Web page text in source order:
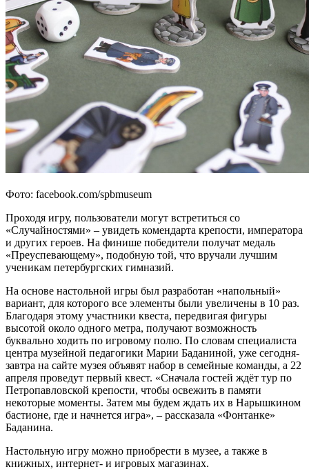
Фото: facebook.com/spbmuseum
Проходя игру, пользователи могут встретиться со
«Случайностями» – увидеть комендарта крепости, императора
и других героев. На финише победители получат медаль
«Преуспевающему», подобную той, что вручали лучшим
ученикам петербургских гимназий.
На основе настольной игры был разработан «напольный»
вариант, для которого все элементы были увеличены в 10 раз.
Благодаря этому участники квеста, передвигая фигуры
высотой около одного метра, получают возможность
буквально ходить по игровому полю. По словам специалиста
центра музейной педагогики Марии Баданиной, уже сегодня-
завтра на сайте музея объявят набор в семейные команды, а 22
апреля проведут первый квест. «Сначала гостей ждёт тур по
Петропавловской крепости, чтобы освежить в памяти
некоторые моменты. Затем мы будем ждать их в Нарышкином
бастионе, где и начнется игра», – рассказала «Фонтанке»
Баданина.
Настольную игру можно приобрести в музее, а также в
книжных, интернет- и игровых магазинах.